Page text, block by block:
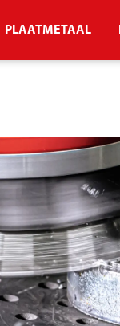
PLAATMETAAL